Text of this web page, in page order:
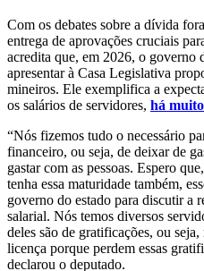
Com os debates sobre a dívida
entrega de aprovações cruciais
acredita que, em 2026, o governo
apresentar à Casa Legislativa
mineiros. Ele exemplifica a
os salários de servidores, há
“Nós fizemos tudo o necessário
financeiro, ou seja, de deixar de
gastar com as pessoas. Espero
tenha essa maturidade também,
governo do estado para discutir a
salarial. Nós temos diversos
deles são de gratificações, ou
licença porque perdem essas
declarou o deputado.